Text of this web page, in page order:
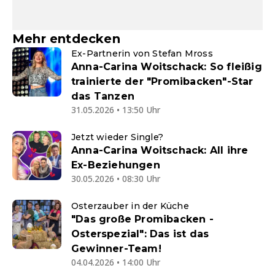
Mehr entdecken
Ex-Partnerin von Stefan Mross
Anna-Carina Woitschack: So fleißig
trainierte der "Promibacken"-Star
das Tanzen
31.05.2026 • 13:50 Uhr
Jetzt wieder Single?
Anna-Carina Woitschack: All ihre
Ex-Beziehungen
30.05.2026 • 08:30 Uhr
Osterzauber in der Küche
"Das große Promibacken -
Osterspezial": Das ist das
Gewinner-Team!
04.04.2026 • 14:00 Uhr